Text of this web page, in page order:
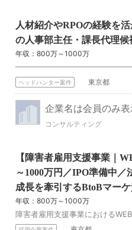
人材紹介やRPOの経験を
の人事部主任・課長代理候
年収：800万～1000万
ヘッドハンター案件 東京都
企業名は会員のみ
コンサルティング
【障害者雇用支援事業｜
～1000万円／IPO準備中
成長を牽引するBtoBマー
年収：800万～1000万
東京都